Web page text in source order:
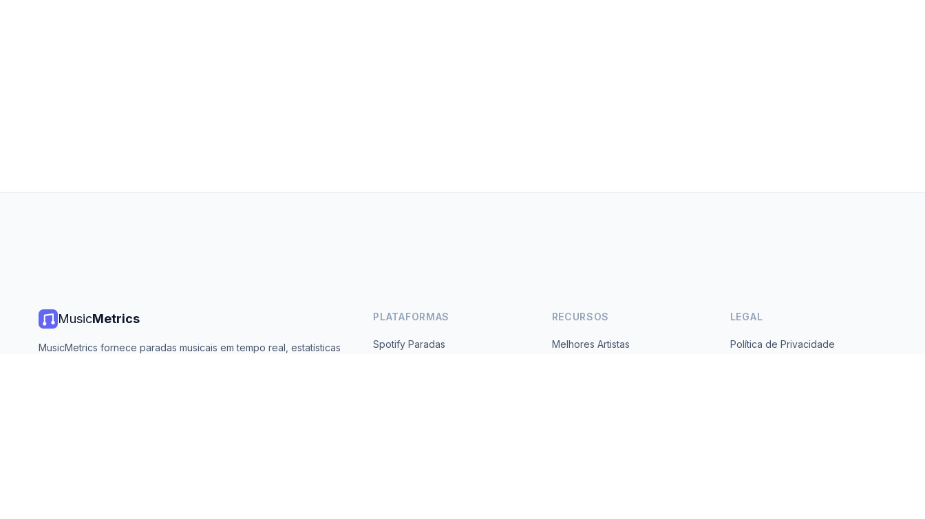
MusicMetrics
MusicMetrics fornece paradas musicais em tempo real, estatísticas
PLATAFORMAS
Spotify Paradas
RECURSOS
Melhores Artistas
LEGAL
Política de Privacidade